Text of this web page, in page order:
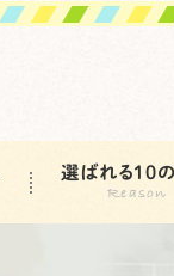
選ばれる10